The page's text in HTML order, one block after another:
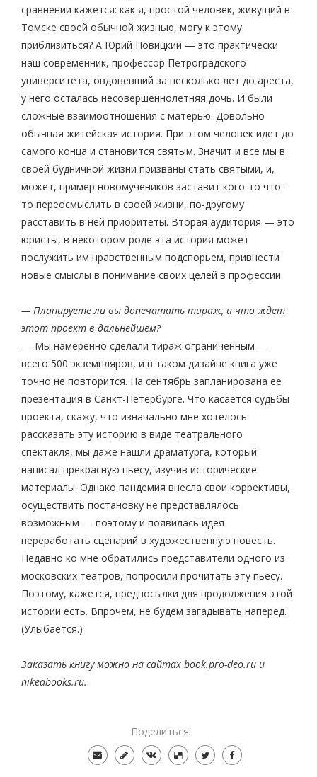
сравнении кажется: как я, простой человек, живущий в
Томске своей обычной жизнью, могу к этому
приблизиться? А Юрий Новицкий — это практически
наш современник, профессор Петроградского
университета, овдовевший за несколько лет до ареста,
у него осталась несовершеннолетняя дочь. И были
сложные взаимоотношения с матерью. Довольно
обычная житейская история. При этом человек идет до
самого конца и становится святым. Значит и все мы в
своей будничной жизни призваны стать святыми, и,
может, пример новомучеников заставит кого-то что-
то переосмыслить в своей жизни, по-другому
расставить в ней приоритеты. Вторая аудитория — это
юристы, в некотором роде эта история может
послужить им нравственным подспорьем, привнести
новые смыслы в понимание своих целей в профессии.
— Планируете ли вы допечатать тираж, и что ждет
этот проект в дальнейшем?
— Мы намеренно сделали тираж ограниченным —
всего 500 экземпляров, и в таком дизайне книга уже
точно не повторится. На сентябрь запланирована ее
презентация в Санкт-Петербурге. Что касается судьбы
проекта, скажу, что изначально мне хотелось
рассказать эту историю в виде театрального
спектакля, мы даже нашли драматурга, который
написал прекрасную пьесу, изучив исторические
материалы. Однако пандемия внесла свои коррективы,
осуществить постановку не представлялось
возможным — поэтому и появилась идея
переработать сценарий в художественную повесть.
Недавно ко мне обратились представители одного из
московских театров, попросили прочитать эту пьесу.
Поэтому, кажется, предпосылки для продолжения этой
истории есть. Впрочем, не будем загадывать наперед.
(Улыбается.)
Заказать книгу можно на сайтах book.pro-deo.ru и
nikeabooks.ru.
Поделиться: